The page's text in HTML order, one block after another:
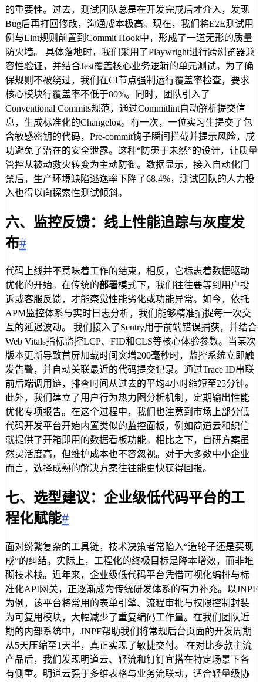
的重要性。过去，测试团队总是在开发完成后才介入，发现
Bug后再打回修改，沟通成本极高。现在，我们将E2E测试用
例与Lint规则前置到Commit Hook中，形成了一道无形的质量
防火墙。 具体落地时，我们采用了Playwright进行跨浏览器兼
容性验证，并结合Jest覆盖核心业务逻辑的单元测试。为了确
保规则不被绕过，我们在CI节点强制运行覆盖率检查，要求
核心模块行覆盖率不低于80%。同时，团队引入了
Conventional Commits规范，通过Commitlint自动解析提交信
息，生成标准化的Changelog。有一次，一位实习生提交了包
含敏感密钥的代码，Pre-commit钩子瞬间拦截并提示风险，成
功避免了潜在的安全泄露。这种“防患于未然”的设计，让质量
管控从被动救火转变为主动防御。数据显示，接入自动化门
禁后，生产环境缺陷逃逸率下降了68.4%，测试团队的人力投
入也得以向探索性测试倾斜。
六、监控反馈：线上性能追踪与灰度发
布#
代码上线并不意味着工作的结束，相反，它标志着数据驱动
优化的开始。在传统的部署模式下，我们往往要等到用户投
诉或客服反馈，才能察觉性能劣化或功能异常。如今，依托
APM监控体系与实时日志分析，我们能够精准捕捉每一次交
互的延迟波动。 我们接入了Sentry用于前端错误捕获，并结合
Web Vitals指标监控LCP、FID和CLS等核心体验参数。当某次
版本更新导致首屏加载时间突增200毫秒时，监控系统立即触
发告警，并自动关联最近的代码提交记录。通过Trace ID串联
前后端调用链，排查时间从过去的平均4小时缩短至25分钟。
此外，我们建立了用户行为热力图分析机制，定期输出性能
优化专项报告。在这个过程中，我们也注意到市场上部分低
代码开发平台开始内置类似的监控面板，例如简道云和织信
就提供了开箱即用的数据看板功能。相比之下，自研方案虽
然灵活度高，但维护成本也不容忽视。对于大多数中小企业
而言，选择成熟的解决方案往往能更快获得回报。
七、选型建议：企业级低代码平台的工
程化赋能#
面对纷繁复杂的工具链，技术决策者常陷入“造轮子还是买现
成”的纠结。实际上，工程化的终极目标是降本增效，而非堆
砌技术栈。近年来，企业级低代码平台凭借可视化编排与标
准化API网关，正逐渐成为传统研发体系的有力补充。以JNPF
为例，该平台将常用的表单引擎、流程审批与权限控制封装
为可复用模块，大幅减少了重复编码工作量。在我们团队近
期的内部系统中，JNPF帮助我们将常规后台页面的开发周期
从5天压缩至1天半，真正实现了敏捷交付。 在对比多款主流
产品后，我们发现明道云、轻流和钉钉宜搭在特定场景下各
有侧重。明道云强于多维表格与业务流联动，适合轻量级协